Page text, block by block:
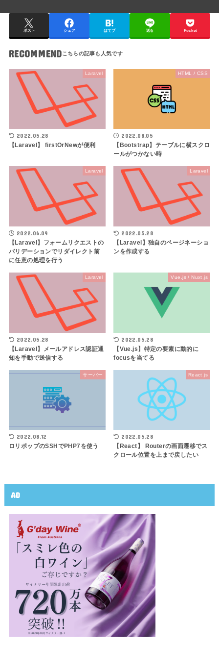
ポスト シェア はてブ 送る Pocket
RECOMMEND
Laravel
2022.05.28
【Laravel】 firstOrNewが便利
HTML / CSS
2022.08.05
【Bootstrap】テーブルに横スクロ
ールがつかない時
Laravel
2022.06.09
【Laravel】フォームリクエストの
バリデーションでリダイレクト前
に任意の処理を行う
Laravel
2022.05.28
【Laravel】独自のページネーショ
ンを作成する
Laravel
2022.05.28
【Laravel】メールアドレス認証通
知を手動で送信する
Vue.js / Nuxt.js
2022.05.28
【Vue.js】特定の要素に動的に
focusを当てる
サーバー
2022.08.12
ロリポップのSSHでPHP7を使う
React.js
2022.05.28
【React】 Routerの画面遷移でス
クロール位置を上まで戻したい
AD